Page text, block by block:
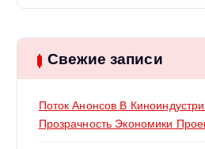
и
: Свежие записи
Поток Анонсов В
Прозрачность Экономики